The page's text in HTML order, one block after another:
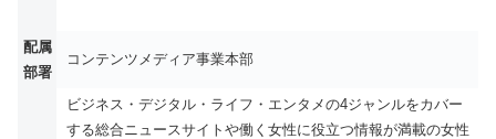
配属
部署
コンテンツメディア事業本部
ビジネス・デジタル・ライフ・エンタメの4ジャンルをカバー
する総合ニュースサイトや働く女性に役立つ情報が満載の女性